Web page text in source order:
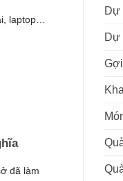
laptop…
đã làm
Dự
Dự